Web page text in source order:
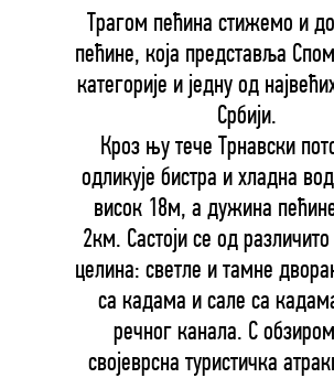
Трагом пећина стижемо и
пећине, која представља
категорије и једну од
Србији.
Кроз њу тече Трнавски
одликује бистра и хладна
висок 18м, а дужина
2км. Састоји се од
целина: светле и тамне
са кадама и сале са
речног канала. С
својеврсна туристичка